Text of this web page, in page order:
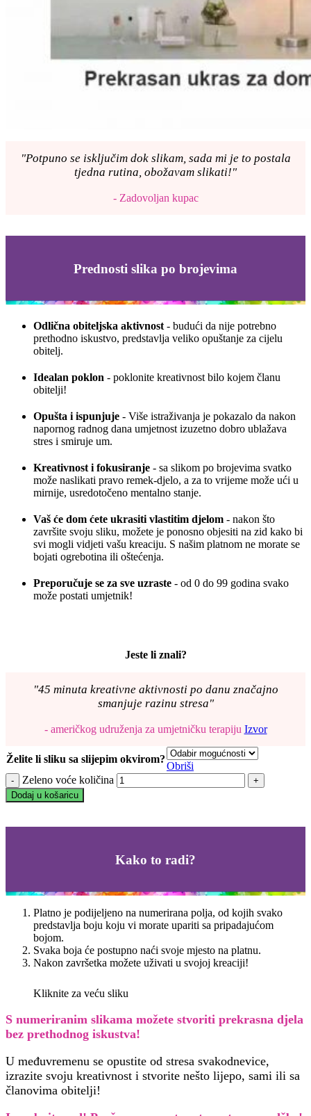
"Potpuno se isključim dok slikam, sada mi je to postala
tjedna rutina, obožavam slikati!"
- Zadovoljan kupac
Prednosti slika po brojevima
Odlična obiteljska aktivnost - budući da nije potrebno
prethodno iskustvo, predstavlja veliko opuštanje za cijelu
obitelj.
Idealan poklon - poklonite kreativnost bilo kojem članu
obitelji!
Opušta i ispunjuje - Više istraživanja je pokazalo da nakon
napornog radnog dana umjetnost izuzetno dobro ublažava
stres i smiruje um.
Kreativnost i fokusiranje - sa slikom po brojevima svatko
može naslikati pravo remek-djelo, a za to vrijeme može ući u
mirnije, usredotočeno mentalno stanje.
Vaš će dom ćete ukrasiti vlastitim djelom - nakon što
završite svoju sliku, možete je ponosno objesiti na zid kako bi
svi mogli vidjeti vašu kreaciju. S našim platnom ne morate se
bojati ogrebotina ili oštećenja.
Preporučuje se za sve uzraste - od 0 do 99 godina svako
može postati umjetnik!
Jeste li znali?
"45 minuta kreativne aktivnosti po danu značajno
smanjuje razinu stresa"
- američkog udruženja za umjetničku terapiju Izvor
Želite li sliku sa slijepim okvirom?
Obriši
Zeleno voće količina
Dodaj u košaricu
Kako to radi?
Platno je podijeljeno na numerirana polja, od kojih svako
predstavlja boju koju vi morate upariti sa pripadajućom
bojom.
Svaka boja će postupno naći svoje mjesto na platnu.
Nakon završetka možete uživati u svojoj kreaciji!
Kliknite za veću sliku
S numeriranim slikama možete stvoriti prekrasna djela
bez prethodnog iskustva!
U međuvremenu se opustite od stresa svakodnevice,
izrazite svoju kreativnost i stvorite nešto lijepo, sami ili sa
članovima obitelji!